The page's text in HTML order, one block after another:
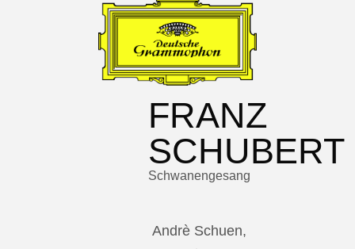
FRANZ
SCHUBERT
Schwanengesang
Andrè Schuen,